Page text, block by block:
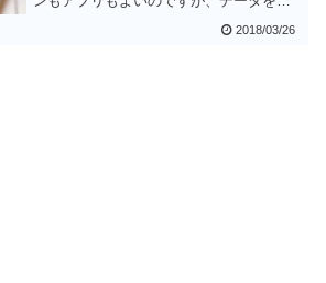
送するためにはスマホアプリを起動して
2018/03/26